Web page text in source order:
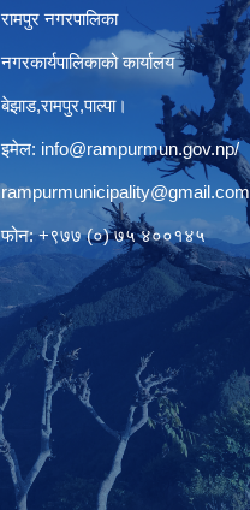
रामपुर नगरपालिका
नगरकार्यपालिकाको कार्यालय
बेझाड,रामपुर,पाल्पा।
इमेल: info@rampurmun.gov.np/
rampurmunicipality@gmail.com
फोन: +९७७ (०) ७५ ४००१४५